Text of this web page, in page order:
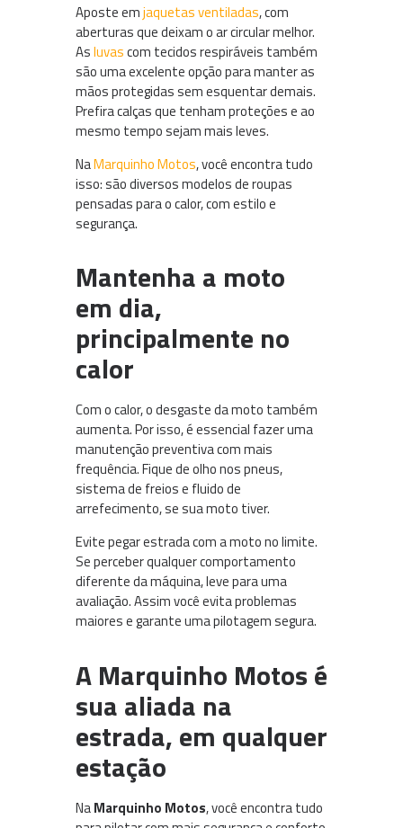
Aposte emjaquetas ventiladas, com
aberturas que deixam o ar circular melhor.
Asluvascom tecidos respiráveis também
são uma excelente opção para manter as
mãos protegidas sem esquentar demais.
Prefira calças que tenham proteções e ao
mesmo tempo sejam mais leves.
NaMarquinho Motos, você encontra tudo
isso: são diversos modelos de roupas
pensadas para o calor, com estilo e
segurança.
Mantenha a moto
em dia,
principalmente no
calor
Com o calor, o desgaste da moto também
aumenta. Por isso, é essencial fazer uma
manutenção preventiva com mais
frequência. Fique de olho nos pneus,
sistema de freios e fluido de
arrefecimento, se sua moto tiver.
Evite pegar estrada com a moto no limite.
Se perceber qualquer comportamento
diferente da máquina, leve para uma
avaliação. Assim você evita problemas
maiores e garante uma pilotagem segura.
A Marquinho Motos é
sua aliada na
estrada, em qualquer
estação
NaMarquinho Motos, você encontra tudo